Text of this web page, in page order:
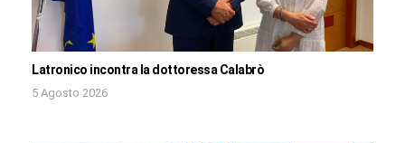
Latronico incontra la dottoressa Calabrò
5 Agosto 2026